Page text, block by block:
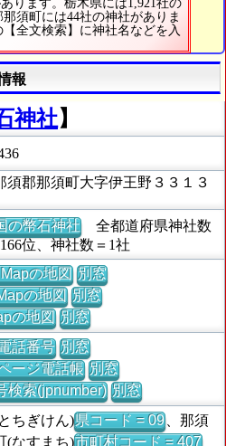
ります。栃木県には1,921社の
須町には44社の神社がありま
全文検索】に神社名などを入
報
神社】
須郡那須町大字伊王野３３１３
の幣石神社全都道府県神社数
位、神社数＝1社
の地図 別窓
の地図 別窓
の地図 別窓
話番号 別窓
ージ電話帳 別窓
検索(jpnumber) 別窓
ちぎけん)県コード = 09、那須
(なすまち)市町村コード = 407